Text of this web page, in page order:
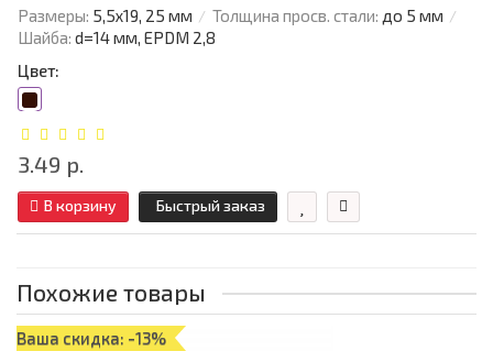
Размеры: 5,5х19, 25 мм Толщина просв. стали: до 5 мм
Шайба: d=14 мм, EPDM 2,8
Цвет:
3.49 р.
В корзину Быстрый заказ
Похожие товары
Ваша скидка: -13%